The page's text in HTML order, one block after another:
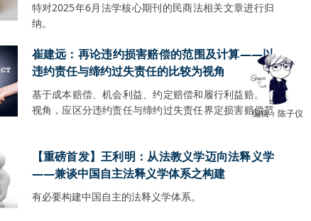
特对2025年6月法学核心期刊的民商法相关文章进行归
纳。
崔建远：再论违约损害赔偿的范围及计算——以
违约责任与缔约过失责任的比较为视角
基于成本赔偿、机会利益、约定赔偿和履行利益赔偿的
视角，应区分违约责任与缔约过失责任界定损害赔偿范
【重磅首发】王利明：从法教义学迈向法释义学
——兼谈中国自主法释义学体系之构建
有必要构建中国自主的法释义学体系。
编辑：陈子仪